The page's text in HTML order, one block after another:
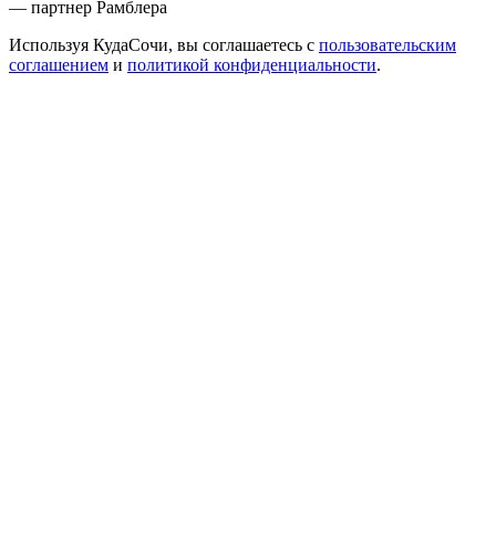
— партнер Рамблера
Используя КудаСочи, вы соглашаетесь с пользовательским
соглашением и политикой конфиденциальности.